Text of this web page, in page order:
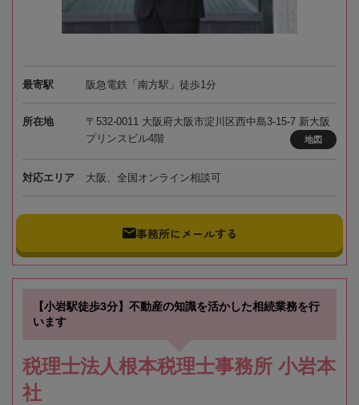
最寄駅 阪急電鉄「南方駅」徒歩1分
所在地
〒532-0011 大阪府大阪市淀川区西中島3-15-7 新大阪
プリンスビル4階
地図
対応エリア 大阪、全国オンライン相談可
事務所にメールする
【小岩駅徒歩3分】不動産の知識を活かした相続業務を行
います
税理士法人根本税理士事務所 小岩本
社